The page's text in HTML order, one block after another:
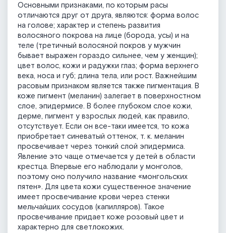
Основными признаками, по которым расы
отличаются друг от друга, являются: форма волос
на голове; характер и степень развития
волосяного покрова на лице (борода, усы) и на
теле (третичный волосяной покров у мужчин
бывает выражен гораздо сильнее, чем у женщин);
цвет волос, кожи и радужки глаз; форма верхнего
века, носа и губ; длина тела, или рост. Важнейшим
расовым признаком является также пигментация. В
коже пигмент (меланин) залегает в поверхностном
слое, эпидермисе. В более глубоком слое кожи,
дерме, пигмент у взрослых людей, как правило,
отсутствует. Если он все-таки имеется, то кожа
приобретает синеватый оттенок, т. к. меланин
просвечивает через тонкий слой эпидермиса.
Явление это чаще отмечается у детей в области
крестца. Впервые его наблюдали у монголов,
поэтому оно получило название «монгольских
пятен». Для цвета кожи существенное значение
имеет просвечивание крови через стенки
мельчайших сосудов (капилляров). Такое
просвечивание придает коже розовый цвет и
характерно для светлокожих.